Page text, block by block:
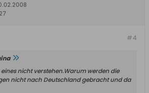
#4
nicht verstehen.Warum werden die
nicht nach Deutschland gebracht und da